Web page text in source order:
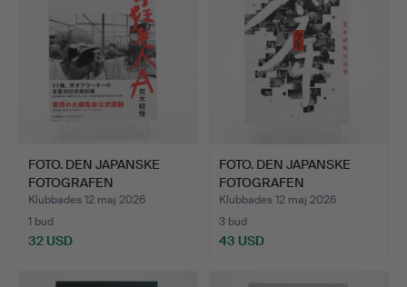
FOTO. DEN JAPANSKE
FOTOGRAFEN
NOBUYOSHI AR…
Klubbades 12 maj 2026
1 bud
32 USD
FOTO. DEN JAPANSKE
FOTOGRAFEN
NOBUYOSHI AR…
Klubbades 12 maj 2026
3 bud
43 USD